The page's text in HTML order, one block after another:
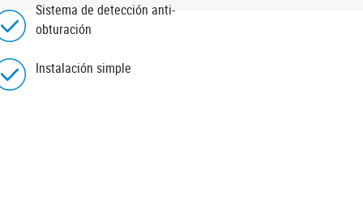
Sistema de detección anti-
obturación
Instalación simple